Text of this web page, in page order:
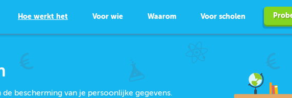
Hoe werkt het Voor wie Waarom Voor scholen
bescherming van je persoonlijke gegevens.